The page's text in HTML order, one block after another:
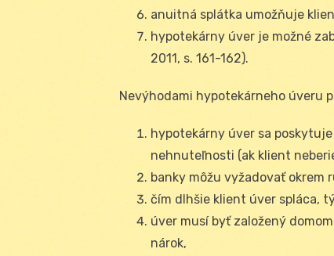
anuitná splátka umožňuje
hypotekárny úver je možné
2011, s. 161-162).
Nevýhodami hypotekárneho úveru
hypotekárny úver sa
nehnuteľnosti (ak klient
banky môžu vyžadovať okrem
čím dlhšie klient úver spláca,
úver musí byť založený
nárok,